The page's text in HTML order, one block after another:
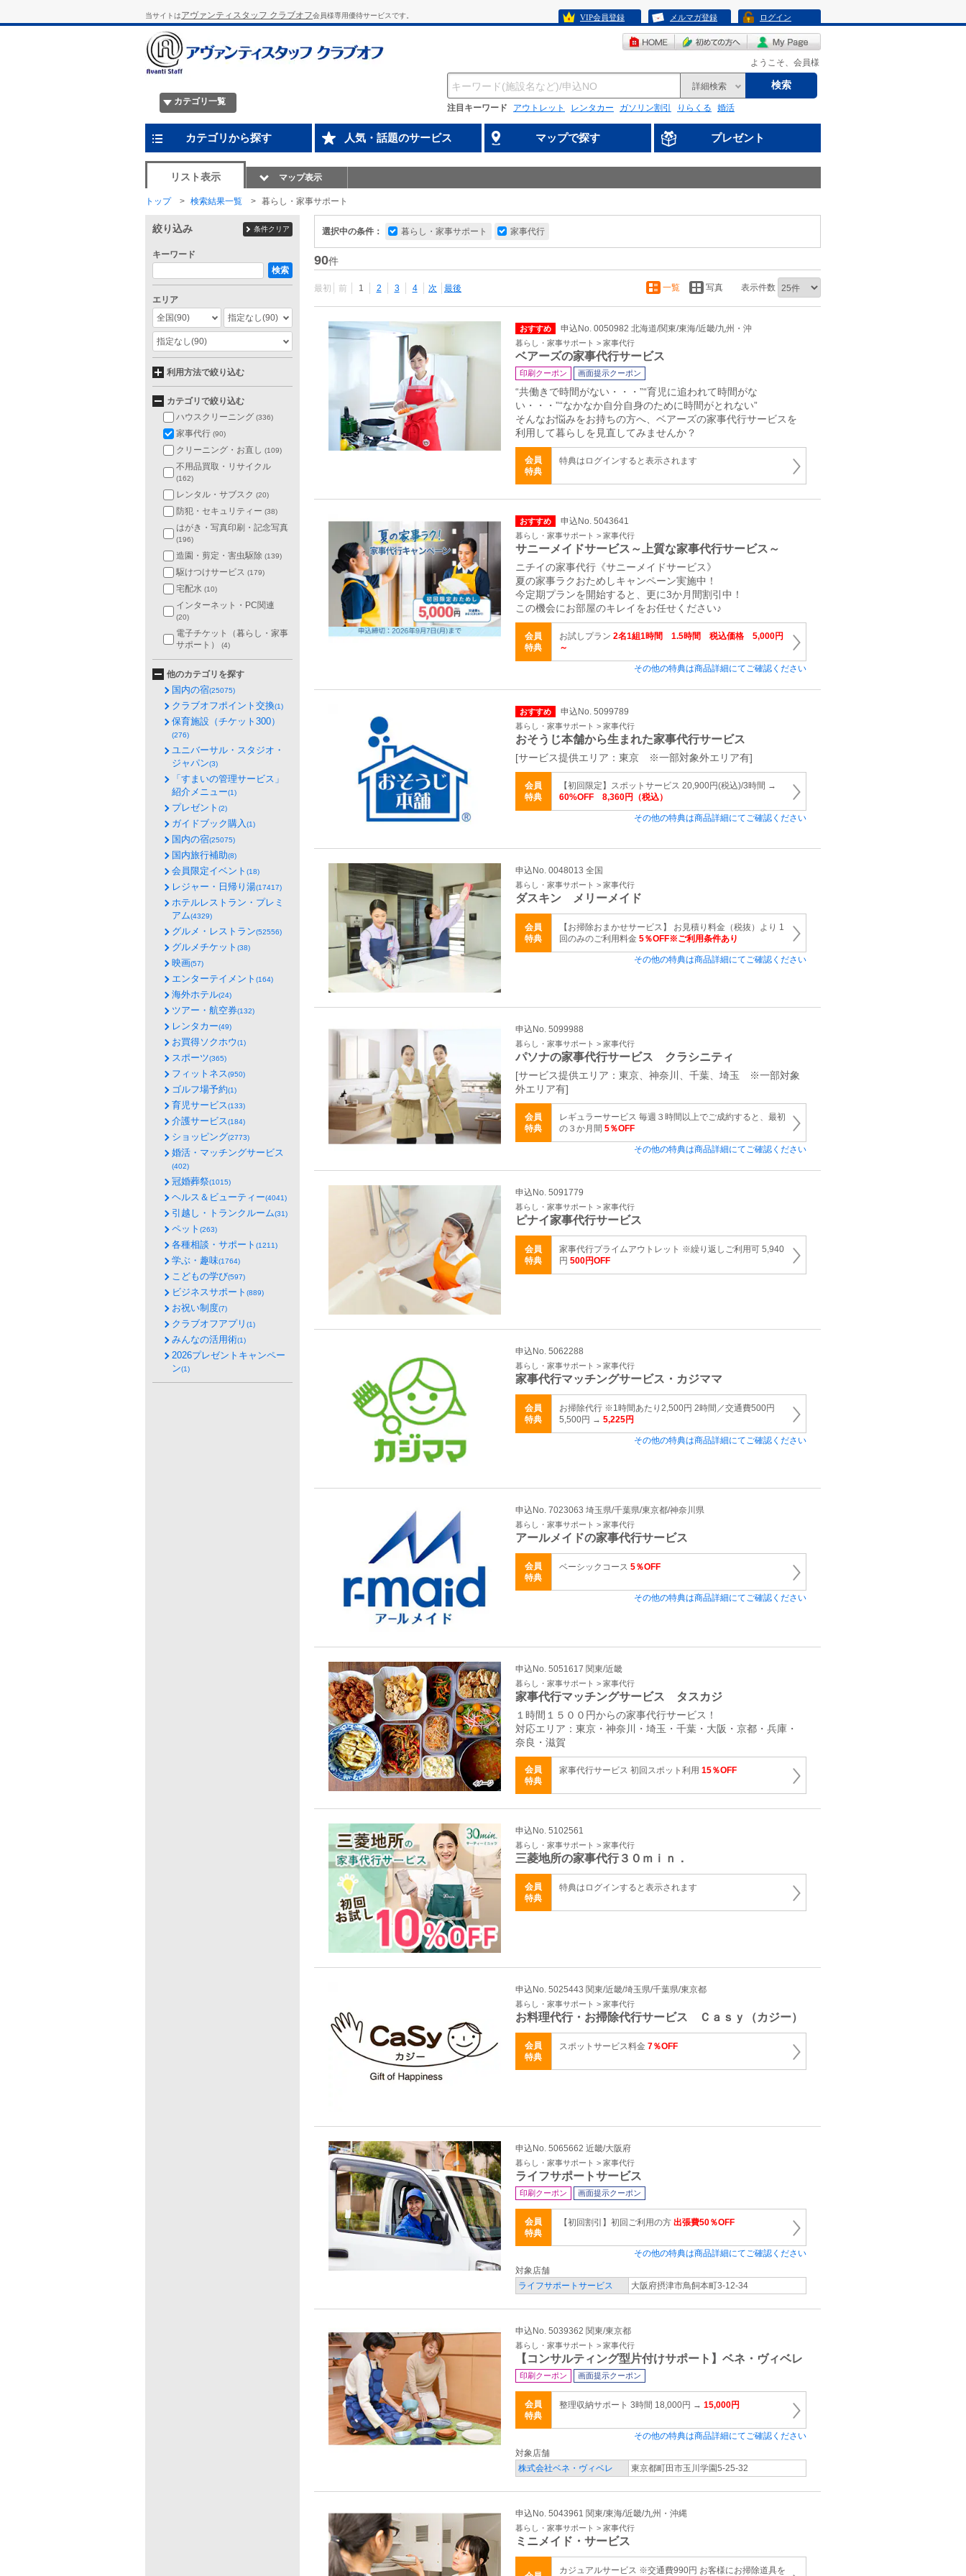
当サイトはアヴァンティスタッフ クラブオフ会員様専用優待サービスです。 VIP会員登録 メルマガ登録 ログイン
ようこそ、会員様
カテゴリ一覧
詳細検索 検索
注目キーワード アウトレット レンタカー ガソリン割引 りらくる 婚活
カテゴリから探す 人気・話題のサービス マップで探す プレゼント
リスト表示 マップ表示
トップ 検索結果一覧 暮らし・家事サポート
選択中の条件： 暮らし・家事サポート 家事代行
90件
最初 前 1 2 3 4 次 最後 一覧 写真 表示件数
おすすめ 申込No. 0050982 北海道/関東/東海/近畿/九州・沖
暮らし・家事サポート > 家事代行
ベアーズの家事代行サービス
印刷クーポン 画面提示クーポン
“共働きで時間がない・・・”“育児に追われて時間がな
い・・・”“なかなか自分自身のために時間がとれない”
そんなお悩みをお持ちの方へ、ベアーズの家事代行サービスを
利用して暮らしを見直してみませんか？
会員
特典
特典はログインすると表示されます
おすすめ 申込No. 5043641
暮らし・家事サポート > 家事代行
サニーメイドサービス～上質な家事代行サービス～
ニチイの家事代行《サニーメイドサービス》
夏の家事ラクおためしキャンペーン実施中！
今定期プランを開始すると、更に3か月間割引中！
この機会にお部屋のキレイをお任せください♪
会員
特典
お試しプラン 2名1組1時間 1.5時間 税込価格 5,000円
～
その他の特典は商品詳細にてご確認ください
おすすめ 申込No. 5099789
暮らし・家事サポート > 家事代行
おそうじ本舗から生まれた家事代行サービス
[サービス提供エリア：東京 ※一部対象外エリア有]
会員
特典
【初回限定】スポットサービス 20,900円(税込)/3時間 →
60%OFF 8,360円（税込）
その他の特典は商品詳細にてご確認ください
申込No. 0048013 全国
暮らし・家事サポート > 家事代行
ダスキン メリーメイド
会員
特典
【お掃除おまかせサービス】 お見積り料金（税抜）より 1
回のみのご利用料金 5％OFF※ご利用条件あり
その他の特典は商品詳細にてご確認ください
申込No. 5099988
暮らし・家事サポート > 家事代行
パソナの家事代行サービス クラシニティ
[サービス提供エリア：東京、神奈川、千葉、埼玉 ※一部対象
外エリア有]
会員
特典
レギュラーサービス 毎週３時間以上でご成約すると、最初
の３か月間 5％OFF
その他の特典は商品詳細にてご確認ください
申込No. 5091779
暮らし・家事サポート > 家事代行
ピナイ家事代行サービス
会員
特典
家事代行プライムアウトレット ※繰り返しご利用可 5,940
円 500円OFF
申込No. 5062288
暮らし・家事サポート > 家事代行
家事代行マッチングサービス・カジママ
会員
特典
お掃除代行 ※1時間あたり2,500円 2時間／交通費500円
5,500円 → 5,225円
その他の特典は商品詳細にてご確認ください
申込No. 7023063 埼玉県/千葉県/東京都/神奈川県
暮らし・家事サポート > 家事代行
アールメイドの家事代行サービス
会員
特典
ベーシックコース 5％OFF
その他の特典は商品詳細にてご確認ください
申込No. 5051617 関東/近畿
暮らし・家事サポート > 家事代行
家事代行マッチングサービス タスカジ
１時間１５００円からの家事代行サービス！
対応エリア：東京・神奈川・埼玉・千葉・大阪・京都・兵庫・
奈良・滋賀
会員
特典
家事代行サービス 初回スポット利用 15％OFF
申込No. 5102561
暮らし・家事サポート > 家事代行
三菱地所の家事代行３０ｍｉｎ．
会員
特典
特典はログインすると表示されます
申込No. 5025443 関東/近畿/埼玉県/千葉県/東京都
暮らし・家事サポート > 家事代行
お料理代行・お掃除代行サービス Ｃａｓｙ（カジー）
会員
特典
スポットサービス料金 7％OFF
申込No. 5065662 近畿/大阪府
暮らし・家事サポート > 家事代行
ライフサポートサービス
印刷クーポン 画面提示クーポン
会員
特典
【初回割引】初回ご利用の方 出張費50％OFF
その他の特典は商品詳細にてご確認ください
対象店舗
ライフサポートサービス
大阪府摂津市鳥飼本町3-12-34
申込No. 5039362 関東/東京都
暮らし・家事サポート > 家事代行
【コンサルティング型片付けサポート】ベネ・ヴィベレ
印刷クーポン 画面提示クーポン
会員
特典
整理収納サポート 3時間 18,000円 → 15,000円
その他の特典は商品詳細にてご確認ください
対象店舗
株式会社ベネ・ヴィベレ
東京都町田市玉川学園5-25-32
申込No. 5043961 関東/東海/近畿/九州・沖縄
暮らし・家事サポート > 家事代行
ミニメイド・サービス
カジュアルサービス ※交通費990円 お客様にお掃除道具を
絞り込み 条件クリア
キーワード
検索
エリア
全国(90) 指定なし(90)
指定なし(90)
利用方法で絞り込む
カテゴリで絞り込む
ハウスクリーニング (336)
家事代行 (90)
クリーニング・お直し (109)
不用品買取・リサイクル
(162)
レンタル・サブスク (20)
防犯・セキュリティー (38)
はがき・写真印刷・記念写真
(196)
造園・剪定・害虫駆除 (139)
駆けつけサービス (179)
宅配水 (10)
インターネット・PC関連
(20)
電子チケット（暮らし・家事
サポート）
(4)
他のカテゴリを探す
国内の宿(25075)
クラブオフポイント交換(1)
保育施設（チケット300）
(276)
ユニバーサル・スタジオ・
ジャパン(3)
「すまいの管理サービス」
紹介メニュー(1)
プレゼント (2)
ガイドブック購入(1)
国内の宿(25075)
国内旅行補助(8)
会員限定イベント (18)
レジャー・日帰り湯(17417)
ホテルレストラン・プレミ
アム(4329)
グルメ・レストラン(52556)
グルメチケット (38)
映画(57)
エンターテイメント (164)
海外ホテル(24)
ツアー・航空券(132)
レンタカー(49)
お買得ソクホウ(1)
スポーツ(365)
フィットネス(950)
ゴルフ場予約(1)
育児サービス(133)
介護サービス(184)
ショッピング(2773)
婚活・マッチングサービス
(402)
冠婚葬祭(1015)
ヘルス＆ビューティー(4041)
引越し・トランクルーム(31)
ペット (263)
各種相談・サポート (1211)
学ぶ・趣味(1764)
こどもの学び(597)
ビジネスサポート (889)
お祝い制度(7)
クラブオフアプリ (1)
みんなの活用術(1)
2026プレゼントキャンペー
ン(1)